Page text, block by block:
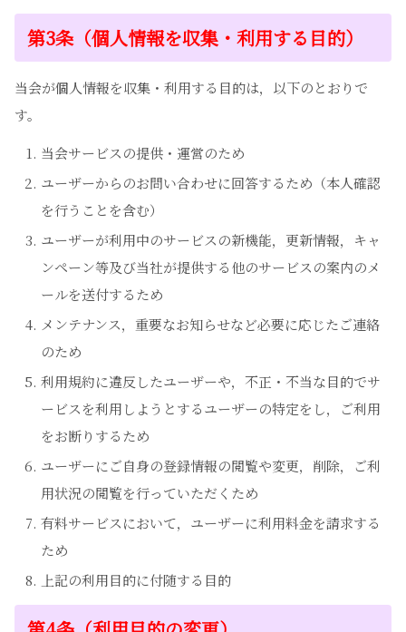
第3条（個人情報を収集・利用する目的）
当会が個人情報を収集・利用する目的は，以下のとおりで
す。
当会サービスの提供・運営のため
ユーザーからのお問い合わせに回答するため（本人確認
を行うことを含む）
ユーザーが利用中のサービスの新機能，更新情報，キャ
ンペーン等及び当社が提供する他のサービスの案内のメ
ールを送付するため
メンテナンス，重要なお知らせなど必要に応じたご連絡
のため
利用規約に違反したユーザーや，不正・不当な目的でサ
ービスを利用しようとするユーザーの特定をし，ご利用
をお断りするため
ユーザーにご自身の登録情報の閲覧や変更，削除，ご利
用状況の閲覧を行っていただくため
有料サービスにおいて，ユーザーに利用料金を請求する
ため
上記の利用目的に付随する目的